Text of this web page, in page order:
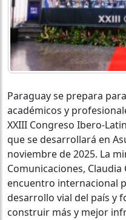
Paraguay se prepara
académicos y
XXIII Congreso Ibero-
que se desarrollará en
noviembre de 2025. La
Comunicaciones,
encuentro internacional
desarrollo vial del país y
construir más y mejor